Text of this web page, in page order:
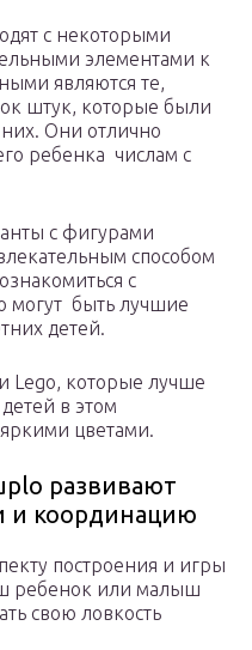
с некоторыми
элементами к
являются те,
штук, которые были
Они отлично
ребенка числам с
с фигурами
способом
с
могут быть лучшие
детей.
Lego, которые лучше
в этом
цветами.
развивают
и координацию
построения и игры
ребенок или малыш
свою ловкость